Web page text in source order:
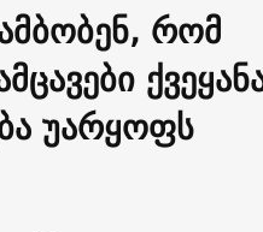
რომ
უარყოფს